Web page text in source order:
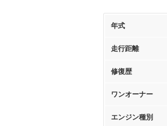
年式
走行距離
修復歴
ワンオーナー
エンジン種別